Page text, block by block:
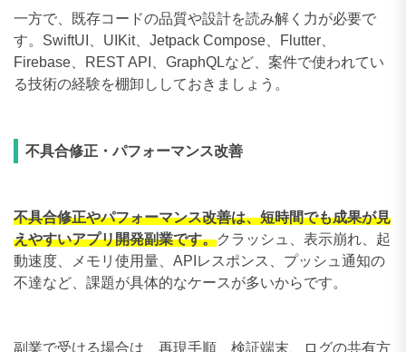
一方で、既存コードの品質や設計を読み解く力が必要で
す。SwiftUI、UIKit、Jetpack Compose、Flutter、
Firebase、REST API、GraphQLなど、案件で使われてい
る技術の経験を棚卸ししておきましょう。
不具合修正・パフォーマンス改善
不具合修正やパフォーマンス改善は、短時間でも成果が見
えやすいアプリ開発副業です。クラッシュ、表示崩れ、起
動速度、メモリ使用量、APIレスポンス、プッシュ通知の
不達など、課題が具体的なケースが多いからです。
副業で受ける場合は、再現手順、検証端末、ログの共有方